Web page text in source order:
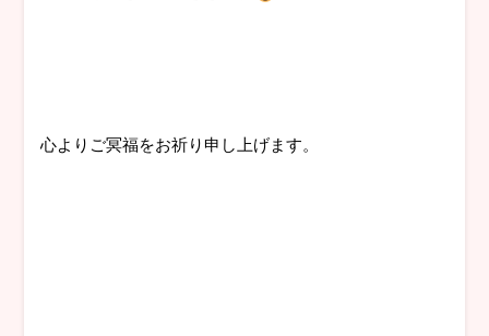
心よりご冥福をお祈り申し上げます。